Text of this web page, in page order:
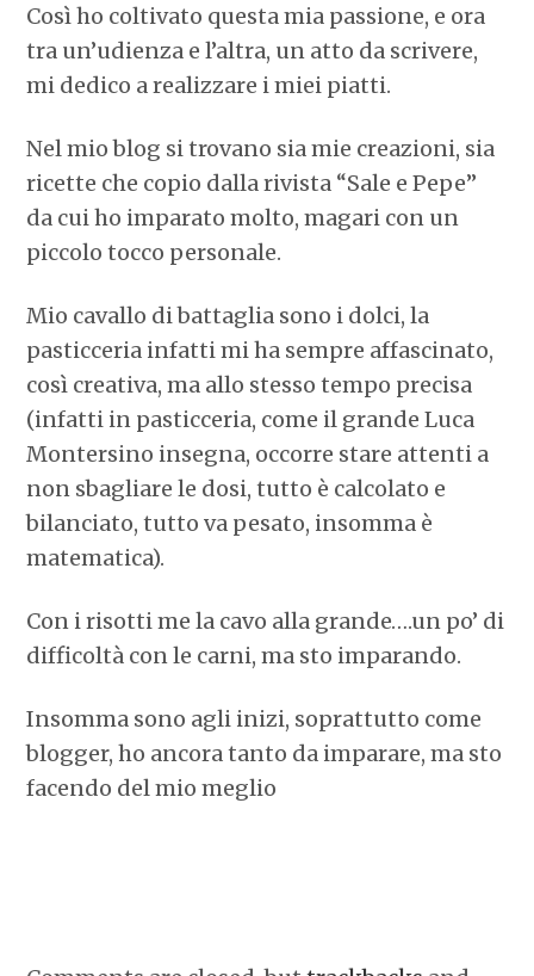
Così ho coltivato questa mia passione, e ora
tra un’udienza e l’altra, un atto da scrivere,
mi dedico a realizzare i miei piatti.
Nel mio blog si trovano sia mie creazioni, sia
ricette che copio dalla rivista “Sale e Pepe”
da cui ho imparato molto, magari con un
piccolo tocco personale.
Mio cavallo di battaglia sono i dolci, la
pasticceria infatti mi ha sempre affascinato,
così creativa, ma allo stesso tempo precisa
(infatti in pasticceria, come il grande Luca
Montersino insegna, occorre stare attenti a
non sbagliare le dosi, tutto è calcolato e
bilanciato, tutto va pesato, insomma è
matematica).
Con i risotti me la cavo alla grande….un po’ di
difficoltà con le carni, ma sto imparando.
Insomma sono agli inizi, soprattutto come
blogger, ho ancora tanto da imparare, ma sto
facendo del mio meglio